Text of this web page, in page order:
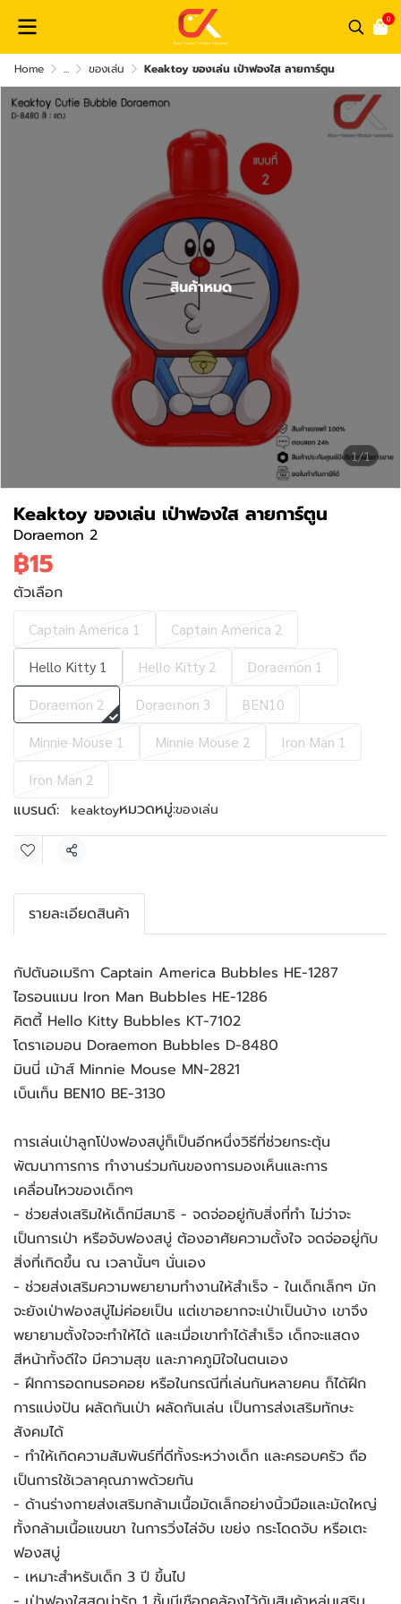
0
Home ... ของเล่น Keaktoy ของเล่น เป่าฟองใส ลายการ์ตูน
1/1
สินค้าหมด
Keaktoy ของเล่น เป่าฟองใส ลายการ์ตูน
Doraemon 2
฿15
ตัวเลือก
Captain America 1
Captain America 2
Hello Kitty 1
Hello Kitty 2
Doraemon 1
Doraemon 2
Doraemon 3
BEN10
Minnie Mouse 1
Minnie Mouse 2
Iron Man 1
Iron Man 2
แบรนด์: keaktoyหมวดหมู่:ของเล่น
แชร์
รายละเอียดสินค้า
กัปตันอเมริกา Captain America Bubbles HE-1287
ไอรอนแมน Iron Man Bubbles HE-1286
คิตตี้ Hello Kitty Bubbles KT-7102
โดราเอมอน Doraemon Bubbles D-8480
มินนี่ เม้าส์ Minnie Mouse MN-2821
เบ็นเท็น BEN10 BE-3130
การเล่นเป่าลูกโป่งฟองสบู่ก็เป็นอีกหนึ่งวิธีที่ช่วยกระตุ้น
พัฒนาการการ ทำงานร่วมกันของการมองเห็นและการ
เคลื่อนไหวของเด็กๆ
- ช่วยส่งเสริมให้เด็กมีสมาธิ - จดจ่ออยู่กับสิ่งที่ทำ ไม่ว่าจะ
เป็นการเป่า หรือจับฟองสบู่ ต้องอาศัยความตั้งใจ จดจ่ออยู่่กับ
สิ่งที่เกิดขึ้น ณ เวลานั้นๆ นั่นเอง
- ช่วยส่งเสริมความพยายามทำงานให้สำเร็จ - ในเด็กเล็กๆ มัก
จะยังเป่าฟองสบู่ไม่ค่อยเป็น แต่เขาอยากจะเป่าเป็นบ้าง เขาจึง
พยายามตั้งใจจะทำให้ได้ และเมื่อเขาทำได้สำเร็จ เด็กจะแสดง
สีหน้าทั้งดีใจ มีความสุข และภาคภูมิใจในตนเอง
- ฝึกการอดทนรอคอย หรือในกรณีที่เล่นกันหลายคน ก็ได้ฝึก
การแบ่งปัน ผลัดกันเป่า ผลัดกันเล่น เป็นการส่งเสริมทักษะ
สังคมได้
- ทำให้เกิดความสัมพันธ์ที่ดีทั้งระหว่างเด็ก และครอบครัว ถือ
เป็นการใช้เวลาคุณภาพด้วยกัน
- ด้านร่างกายส่งเสริมกล้ามเนื้อมัดเล็กอย่างนิ้วมือและมัดใหญ่
ทั้งกล้ามเนื้อแขนขา ในการวิ่งไล่จับ เขย่ง กระโดดจับ หรือเตะ
ฟองสบู่
- เหมาะสำหรับเด็ก 3 ปี ขึ้นไป